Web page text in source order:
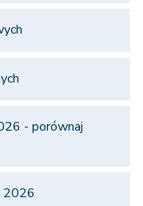
- porównaj
2026